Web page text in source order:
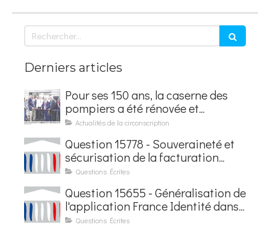
Rechercher
Derniers articles
Pour ses 150 ans, la caserne des
pompiers a été rénovée et
baptisée au nom d'Hubert
Actualités de la circonscription
Question 15778 - Souveraineté et
sécurisation de la facturation
électronique
Questions Écrites
Question 15655 - Généralisation de
l'application France Identité dans
les contrôles du quotidien
Questions Écrites